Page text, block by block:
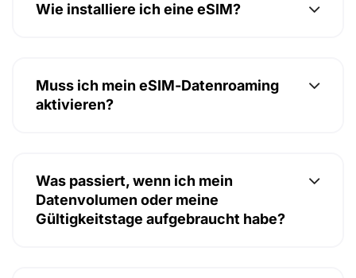
Wie installiere ich eine eSIM?
Muss ich mein eSIM-Datenroaming
aktivieren?
Was passiert, wenn ich mein
Datenvolumen oder meine
Gültigkeitstage aufgebraucht habe?